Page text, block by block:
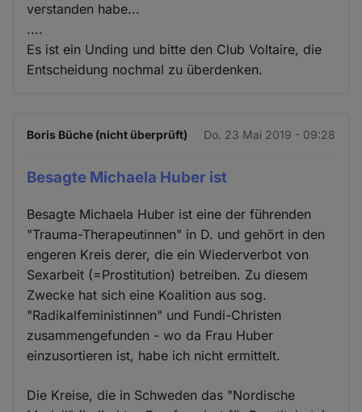
verstanden habe...
....
Es ist ein Unding und bitte den Club Voltaire, die
Entscheidung nochmal zu überdenken.
Boris Büche (nicht überprüft) Do. 23 Mai 2019 - 09:28
Besagte Michaela Huber ist
Besagte Michaela Huber ist eine der führenden
"Trauma-Therapeutinnen" in D. und gehört in den
engeren Kreis derer, die ein Wiederverbot von
Sexarbeit (=Prostitution) betreiben. Zu diesem
Zwecke hat sich eine Koalition aus sog.
"Radikalfeministinnen" und Fundi-Christen
zusammengefunden - wo da Frau Huber
einzusortieren ist, habe ich nicht ermittelt.
Die Kreise, die in Schweden das "Nordische